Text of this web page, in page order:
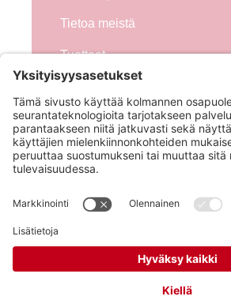
Tietoa meistä
Tuotteet
Seuraa meitä!
Hero Global
Copyright © Hero 2026